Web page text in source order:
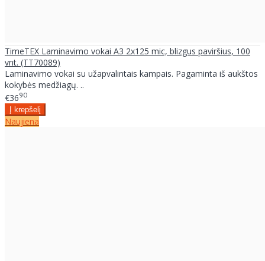
TimeTEX Laminavimo vokai A3 2x125 mic, blizgus paviršius, 100
vnt. (TT70089)
Laminavimo vokai su užapvalintais kampais. Pagaminta iš aukštos
kokybės medžiagų. ..
€3690
Naujiena